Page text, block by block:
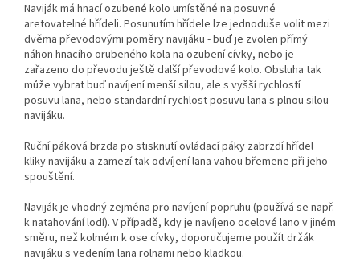
Naviják má hnací ozubené kolo umístěné na posuvné
aretovatelné hřídeli. Posunutím hřídele lze jednoduše volit mezi
dvěma převodovými poměry navijáku - buď je zvolen přímý
náhon hnacího orubeného kola na ozubení cívky, nebo je
zařazeno do převodu ještě další převodové kolo. Obsluha tak
může vybrat buď navíjení menší silou, ale s vyšší rychlostí
posuvu lana, nebo standardní rychlost posuvu lana s plnou silou
navijáku.
Ruční páková brzda po stisknutí ovládací páky zabrzdí hřídel
kliky navijáku a zamezí tak odvíjení lana vahou břemene při jeho
spouštění.
Naviják je vhodný zejména pro navíjení popruhu (používá se např.
k natahování lodí). V případě, kdy je navíjeno ocelové lano v jiném
směru, než kolmém k ose cívky, doporučujeme použít držák
navijáku s vedením lana rolnami nebo kladkou.